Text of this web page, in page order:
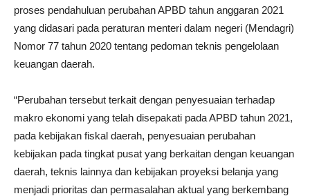
proses pendahuluan perubahan APBD tahun anggaran 2021
yang didasari pada peraturan menteri dalam negeri (Mendagri)
Nomor 77 tahun 2020 tentang pedoman teknis pengelolaan
keuangan daerah.
“Perubahan tersebut terkait dengan penyesuaian terhadap
makro ekonomi yang telah disepakati pada APBD tahun 2021,
pada kebijakan fiskal daerah, penyesuaian perubahan
kebijakan pada tingkat pusat yang berkaitan dengan keuangan
daerah, teknis lainnya dan kebijakan proyeksi belanja yang
menjadi prioritas dan permasalahan aktual yang berkembang